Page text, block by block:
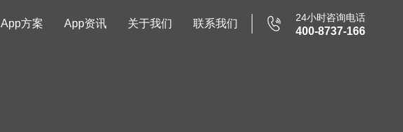
App方案 App资讯 关于我们 联系我们  24小时咨询电话
400-8737-166